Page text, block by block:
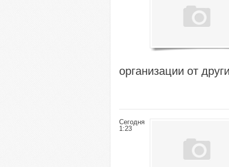
организации от
Сегодня
1:23